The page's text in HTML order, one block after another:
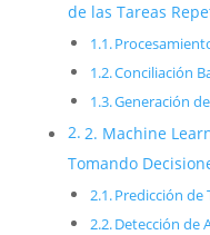
de las Tareas
Conciliación
Generación
2. Machine
Tomando
Predicción de
Detección de